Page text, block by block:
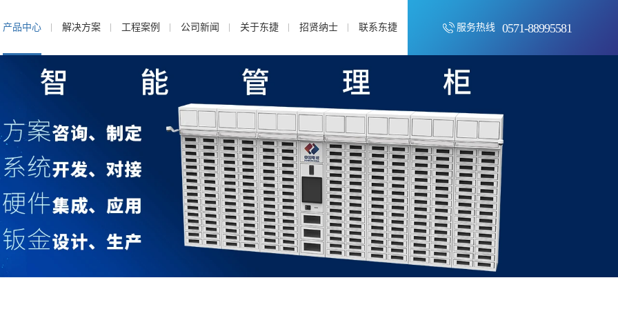
服务热线 0571-88995581
产品中心 解决方案 工程案例 公司新闻 关于东捷 招贤纳士 联系东捷